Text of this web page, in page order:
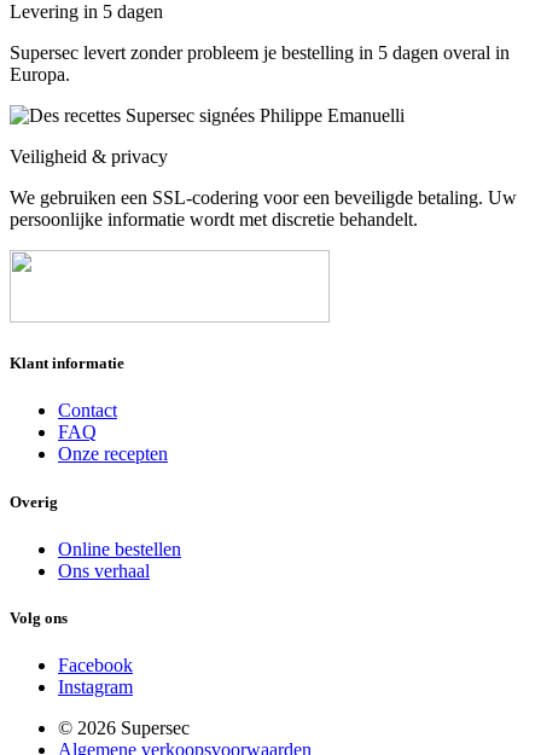
Levering in 5 dagen
Supersec levert zonder probleem je bestelling in 5 dagen overal in
Europa.
Veiligheid & privacy
We gebruiken een SSL-codering voor een beveiligde betaling. Uw
persoonlijke informatie wordt met discretie behandelt.
Klant informatie
Contact
FAQ
Onze recepten
Overig
Online bestellen
Ons verhaal
Volg ons
Facebook
Instagram
© 2026 Supersec
Algemene verkoopsvoorwaarden